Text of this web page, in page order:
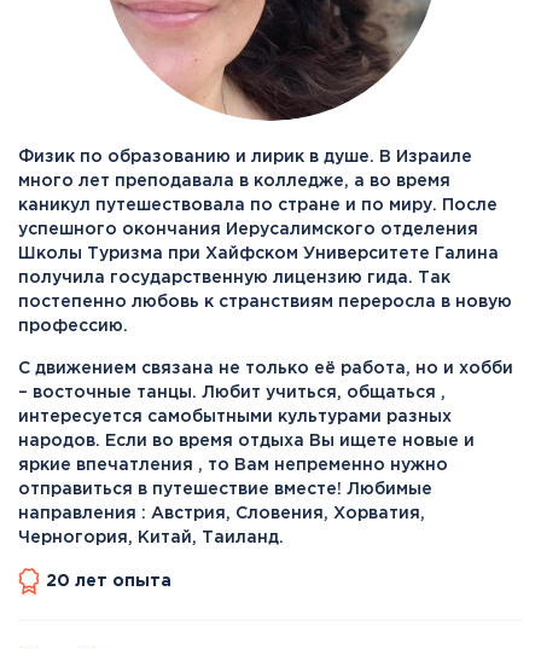
Физик по образованию и лирик в душе. В Израиле
много лет преподавала в колледже, а во время
каникул путешествовала по стране и по миру. После
успешного окончания Иерусалимского отделения
Школы Туризма при Хайфском Университете Галина
получила государственную лицензию гида. Так
постепенно любовь к странствиям переросла в новую
профессию.
С движением связана не только её работа, но и хобби
– восточные танцы. Любит учиться, общаться ,
интересуется самобытными культурами разных
народов. Если во время отдыха Вы ищете новые и
яркие впечатления , то Вам непременно нужно
отправиться в путешествие вместе! Любимые
направления : Австрия, Словения, Хорватия,
Черногория, Китай, Таиланд.
20 лет опыта